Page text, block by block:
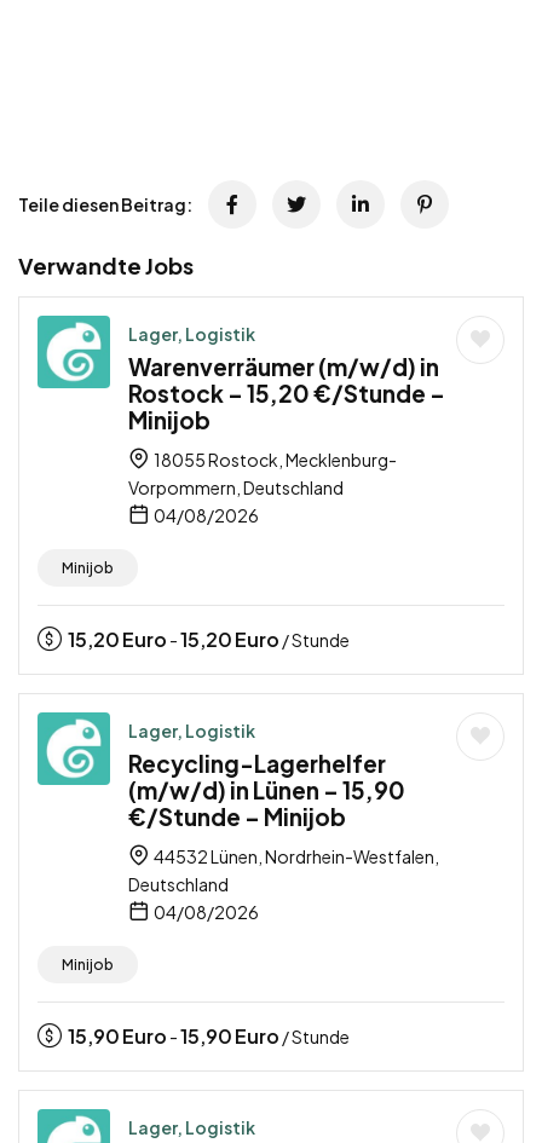
Teile diesen Beitrag:
Verwandte Jobs
Lager, Logistik
Warenverräumer (m/w/d) in
Rostock – 15,20 €/Stunde –
Minijob
18055 Rostock, Mecklenburg-
Vorpommern, Deutschland
04/08/2026
Minijob
15,20Euro -15,20Euro / Stunde
Lager, Logistik
Recycling-Lagerhelfer
(m/w/d) in Lünen – 15,90
€/Stunde – Minijob
44532 Lünen, Nordrhein-Westfalen,
Deutschland
04/08/2026
Minijob
15,90Euro -15,90Euro / Stunde
Lager, Logistik